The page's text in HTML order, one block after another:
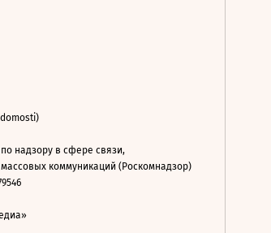
надзору в сфере связи,
коммуникаций (Роскомнадзор)